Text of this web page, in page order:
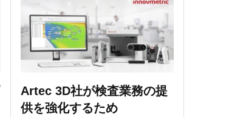
Artec 3D社が検査業務の提
供を強化するため